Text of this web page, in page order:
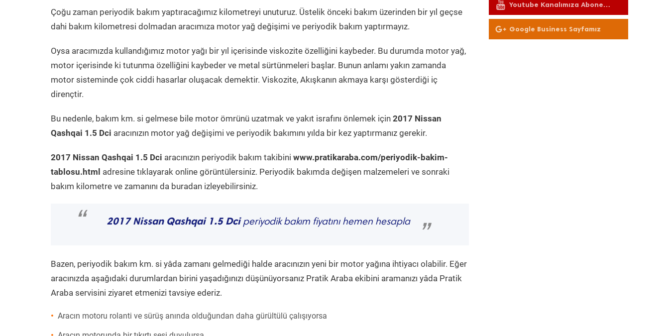
Çoğu zaman periyodik bakım yaptıracağımız kilometreyi unuturuz. Üstelik önceki bakım üzerinden bir yıl geçse
dahi bakım kilometresi dolmadan aracımıza motor yağ değişimi ve periyodik bakım yaptırmayız.
Oysa aracımızda kullandığımız motor yağı bir yıl içerisinde viskozite özelliğini kaybeder. Bu durumda motor yağ,
motor içerisinde ki tutunma özelliğini kaybeder ve metal sürtünmeleri başlar. Bunun anlamı yakın zamanda
motor sisteminde çok ciddi hasarlar oluşacak demektir. Viskozite, Akışkanın akmaya karşı gösterdiği iç
dirençtir.
Bu nedenle, bakım km. si gelmese bile motor ömrünü uzatmak ve yakıt israfını önlemek için 2017 Nissan
Qashqai 1.5 Dci aracınızın motor yağ değişimi ve periyodik bakımını yılda bir kez yaptırmanız gerekir.
2017 Nissan Qashqai 1.5 Dci aracınızın periyodik bakım takibini www.pratikaraba.com/periyodik-bakim-
tablosu.html adresine tıklayarak online görüntülersiniz. Periyodik bakımda değişen malzemeleri ve sonraki
bakım kilometre ve zamanını da buradan izleyebilirsiniz.
“ 2017 Nissan Qashqai 1.5 Dciperiyodik bakım fiyatını hemen hesapla
”
Bazen, periyodik bakım km. si yâda zamanı gelmediği halde aracınızın yeni bir motor yağına ihtiyacı olabilir. Eğer
aracınızda aşağıdaki durumlardan birini yaşadığınızı düşünüyorsanız Pratik Araba ekibini aramanızı yâda Pratik
Araba servisini ziyaret etmenizi tavsiye ederiz.
Aracın motoru rolanti ve sürüş anında olduğundan daha gürültülü çalışıyorsa
Youtube Kanalımıza Abone
Olun
Google Business Sayfamız